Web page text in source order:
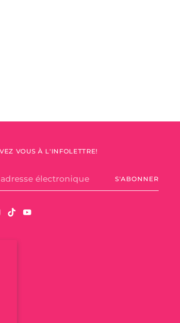
VOUS À L'INFOLETTRE!
S'ABONNER